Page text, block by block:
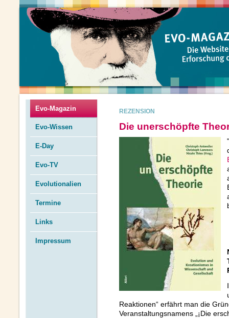
Evo-Magazin
Evo-Wissen
E-Day
Evo-TV
Evolutionalien
Termine
Links
Impressum
REZENSION
Die unerschöpfte
Reaktionen“ erfährt man die
Veranstaltungsnamens „¡Die